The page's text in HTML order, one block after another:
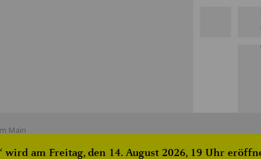
Main
wird am Freitag, den 14. August 2026, 19 Uhr